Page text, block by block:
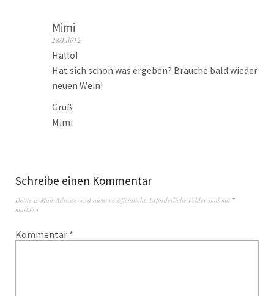
Mimi
28/Juli/12
Hallo!
Hat sich schon was ergeben? Brauche bald wieder
neuen Wein!
Gruß
Mimi
Schreibe einen Kommentar
Deine E-Mail-Adresse wird nicht veröffentlicht. Erforderliche Felder sind mit *
markiert
Kommentar *